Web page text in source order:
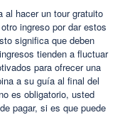
al hacer un tour gratuito
ingreso por dar estos
significa que deben
tienden a fluctuar
para ofrecer una
a su guía al final del
es obligatorio, usted
pagar, si es que puede